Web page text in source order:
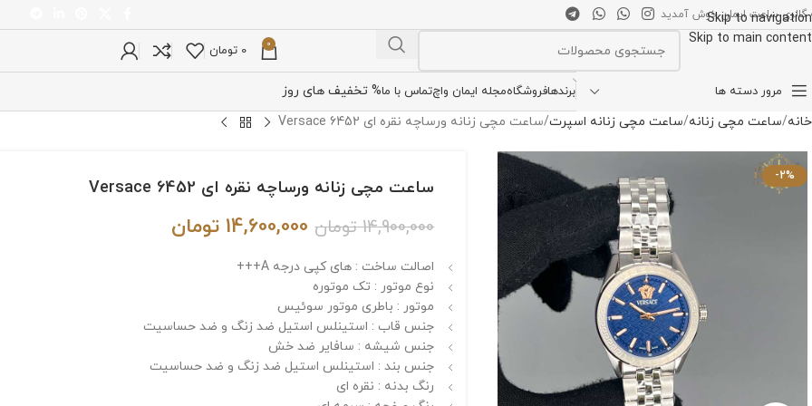
Skip to navigation
Skip to main content
گالری ساعت ایمان خوش آمدید
0
0 تومان
مرور دسته ها برندهافروشگاهمجله ایمان واچتماس با ما% تخفیف های روز
خانه ساعت مچی زنانه ساعت مچی زنانه اسپرت ساعت مچی زنانه ورساچه نقره ای Versace 6452
-2%
ساعت مچی زنانه ورساچه نقره ای Versace 6452
14,900,000 تومان 14,600,000 تومان
اصالت ساخت : های کپی درجه A+++
نوع موتور : تک موتوره
موتور : باطری موتور سوئیس
جنس قاب : استینلس استیل ضد زنگ و ضد حساسیت
جنس شیشه : سافایر ضد خش
جنس بند : استینلس استیل ضد زنگ و ضد حساسیت
رنگ بدنه : نقره ای